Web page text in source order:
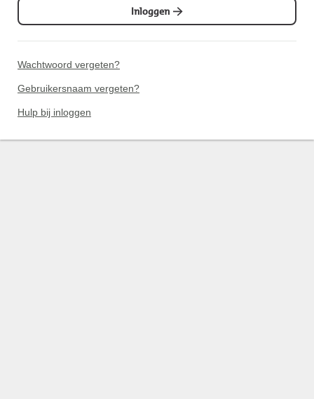
Inloggen
Wachtwoord vergeten?
Gebruikersnaam vergeten?
Hulp bij inloggen